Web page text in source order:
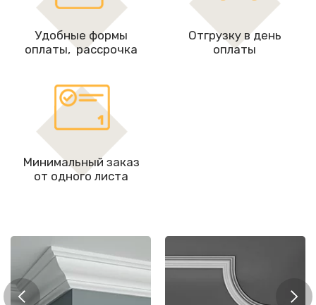
Удобные формы
оплаты, рассрочкa
Отгрузку в день
оплаты
Минимальный заказ
от одного листа